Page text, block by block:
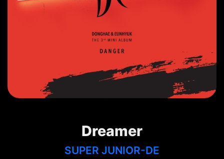
Dreamer
SUPER JUNIOR-DE